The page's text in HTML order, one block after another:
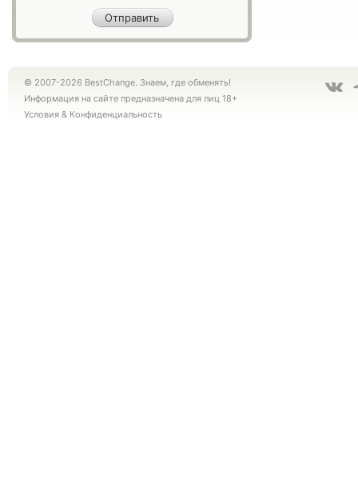
© 2007-2026 BestChange. Знаем, где обменять!
Информация на сайте предназначена для лиц 18+
Условия & Конфиденциальность